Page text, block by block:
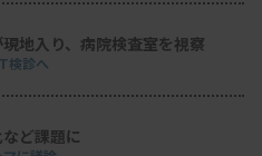
地入り、病院検査室を視察
検診へ
ど課題に